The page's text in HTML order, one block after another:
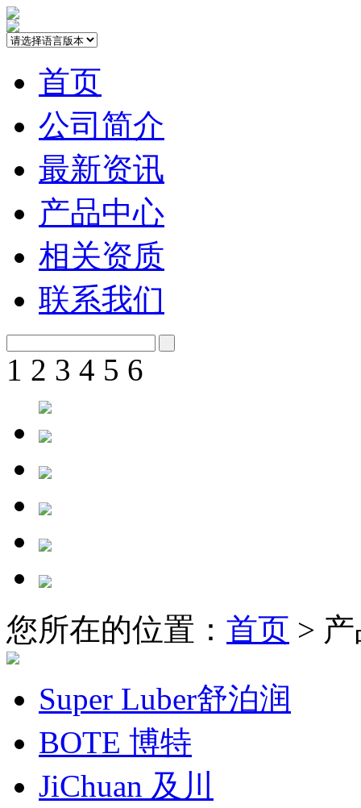
首页
公司简介
最新资讯
产品中心
相关资质
联系我们
1 2 3 4 5 6
您所在的位置： 首页 >
Super Luber舒泊润
BOTE 博特
JiChuan 及川